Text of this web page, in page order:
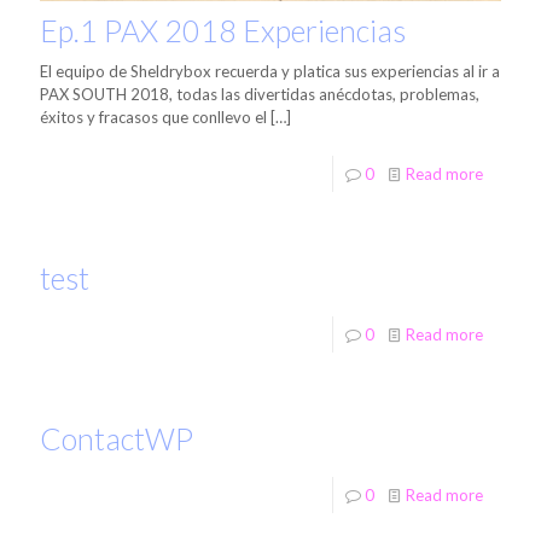
Ep.1 PAX 2018 Experiencias
El equipo de Sheldrybox recuerda y platica sus experiencias al ir a
PAX SOUTH 2018, todas las divertidas anécdotas, problemas,
éxitos y fracasos que conllevo el […]
0 Read more
test
0 Read more
ContactWP
0 Read more